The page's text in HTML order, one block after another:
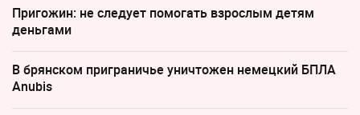
Пригожин: не следует помогать взрослым детям
деньгами
В брянском приграничье уничтожен немецкий БПЛА
Anubis